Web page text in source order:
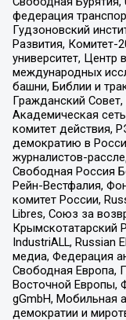
федерация
Гудзоновский
Развития, Комитет-
университет, Центр
международных
башни, Библии и
Гражданский
Академическая
комитет действия,
демократию в
журналистов-
Свободная Россия
Рейн-Вестфалия,
комитет России,
Libres, Союз за
Крымскотатарский
IndustriALL, Russian
медиа, Федерация
Свободная Европа,
Восточной Европы,
gGmbH, Мобильная
демократии и